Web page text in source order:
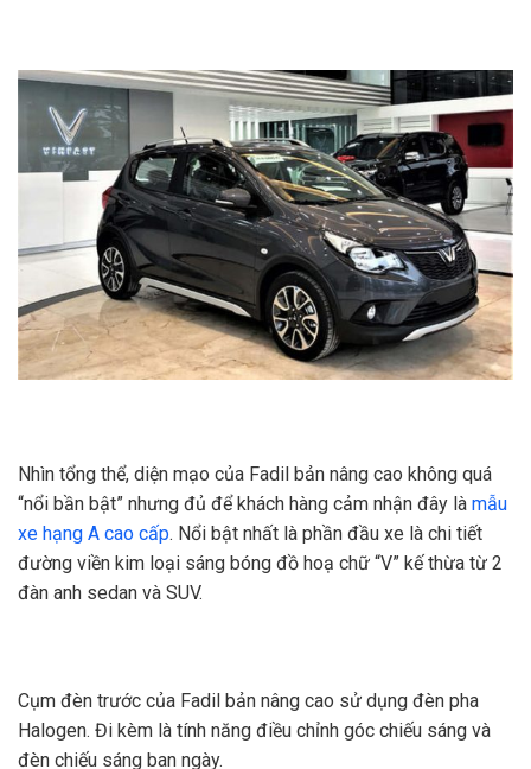
Nhìn tổng thể, diện mạo của Fadil bản nâng cao không quá
“nổi bần bật” nhưng đủ để khách hàng cảm nhận đây là mẫu
xe hạng A cao cấp. Nổi bật nhất là phần đầu xe là chi tiết
đường viền kim loại sáng bóng đồ hoạ chữ “V” kế thừa từ 2
đàn anh sedan và SUV.
Cụm đèn trước của Fadil bản nâng cao sử dụng đèn pha
Halogen. Đi kèm là tính năng điều chỉnh góc chiếu sáng và
đèn chiếu sáng ban ngày.